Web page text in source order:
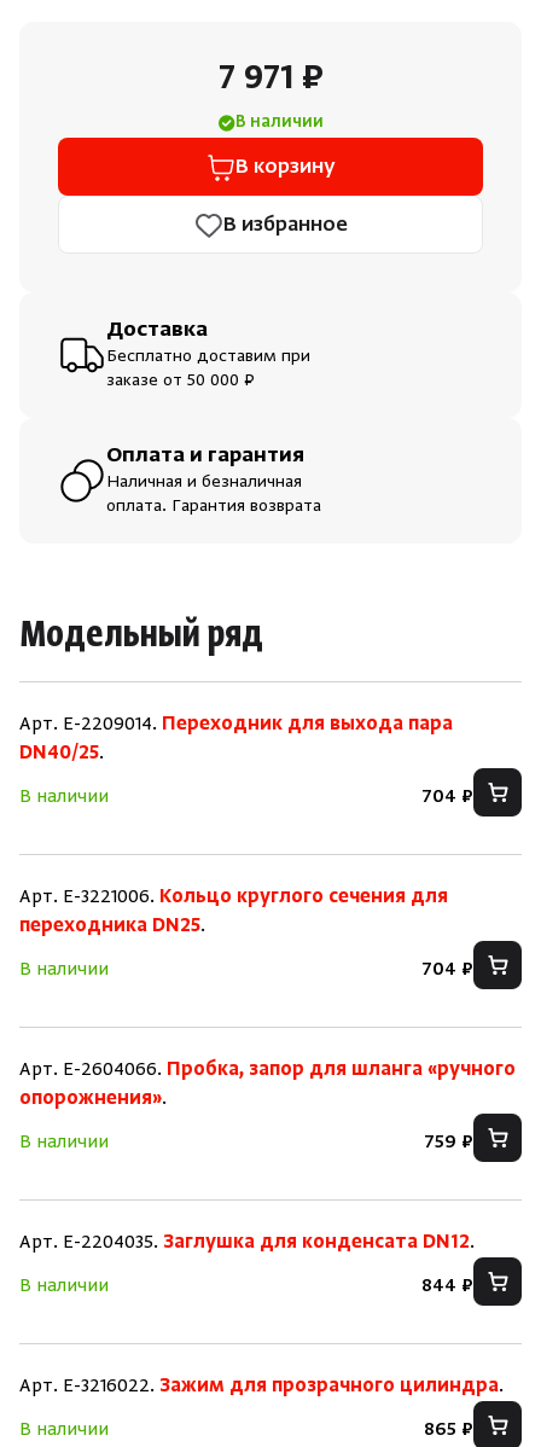
Инфракрасные сауны
Краны
7 971 ₽
В наличии
В корзину
В избранное
Доставка
Бесплатно доставим при
заказе от 50 000 ₽
Оплата и гарантия
Наличная и безналичная
оплата. Гарантия возврата
Модельный ряд
Арт. E-2209014. Переходник для выхода пара
DN40/25.
В наличии
704 ₽
Арт. E-3221006. Кольцо круглого сечения для
переходника DN25.
В наличии
704 ₽
Арт. E-2604066. Пробка, запор для шланга «ручного
опорожнения».
В наличии
759 ₽
Арт. E-2204035. Заглушка для конденсата DN12.
В наличии
844 ₽
Арт. E-3216022. Зажим для прозрачного цилиндра.
В наличии
865 ₽